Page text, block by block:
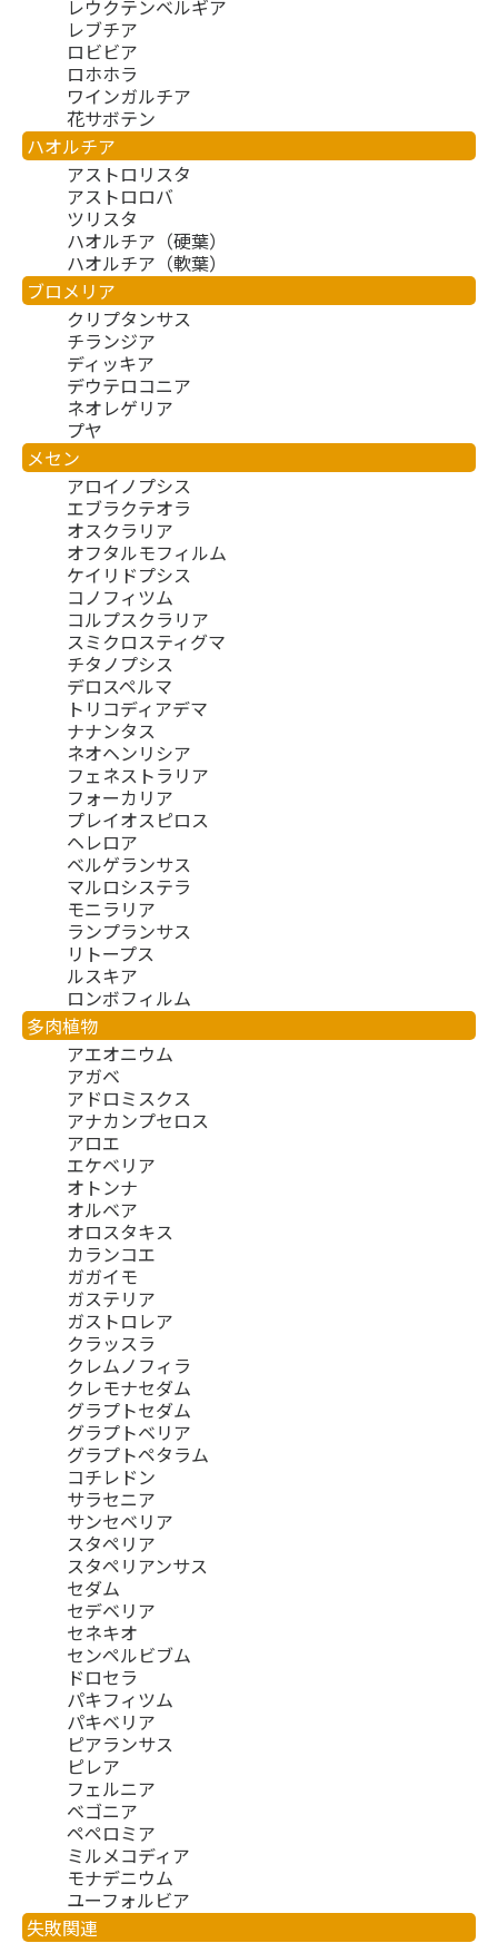
レウクテンベルギア
レブチア
ロビビア
ロホホラ
ワインガルチア
花サボテン
ハオルチア
アストロリスタ
アストロロバ
ツリスタ
ハオルチア（硬葉）
ハオルチア（軟葉）
ブロメリア
クリプタンサス
チランジア
ディッキア
デウテロコニア
ネオレゲリア
プヤ
メセン
アロイノプシス
エブラクテオラ
オスクラリア
オフタルモフィルム
ケイリドプシス
コノフィツム
コルプスクラリア
スミクロスティグマ
チタノプシス
デロスペルマ
トリコディアデマ
ナナンタス
ネオヘンリシア
フェネストラリア
フォーカリア
プレイオスピロス
ヘレロア
ベルゲランサス
マルロシステラ
モニラリア
ランプランサス
リトープス
ルスキア
ロンボフィルム
多肉植物
アエオニウム
アガベ
アドロミスクス
アナカンプセロス
アロエ
エケベリア
オトンナ
オルベア
オロスタキス
カランコエ
ガガイモ
ガステリア
ガストロレア
クラッスラ
クレムノフィラ
クレモナセダム
グラプトセダム
グラプトベリア
グラプトペタラム
コチレドン
サラセニア
サンセベリア
スタペリア
スタペリアンサス
セダム
セデベリア
セネキオ
センペルビブム
ドロセラ
パキフィツム
パキベリア
ピアランサス
ピレア
フェルニア
ベゴニア
ペペロミア
ミルメコディア
モナデニウム
ユーフォルビア
失敗関連